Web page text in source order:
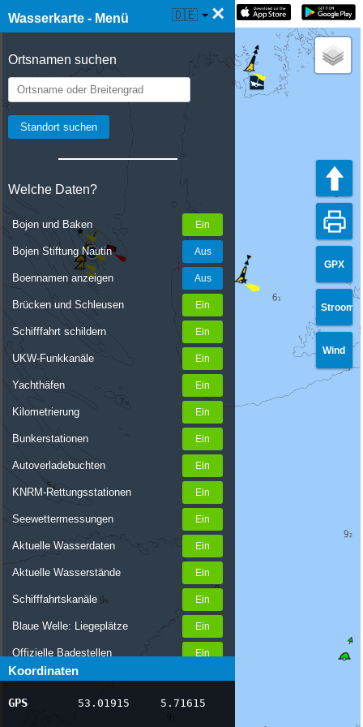
Wasserkarte - Menü ×
Ortsnamen suchen
Welche Daten?
Bojen und Baken
Bojen Stiftung Nautin
Boennamen anzeigen
Brücken und Schleusen
Schifffahrt schildern
UKW-Funkkanäle
Yachthäfen
Kilometrierung
Bunkerstationen
Autoverladebuchten
KNRM-Rettungsstationen
Seewettermessungen
Aktuelle Wasserdaten
Aktuelle Wasserstände
Schifffahrtskanäle
Blaue Welle: Liegeplätze
Offizielle Badestellen
Nachrichten Binnenschifffahrt
AIS-Schiffspositionen
Koordinaten
GPS 53.01915 5.71615
☰ Wasserkarte Live 🇩🇪
GPX
Stroom
Wind